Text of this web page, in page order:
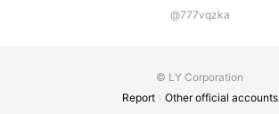
@777vqzka
© LY Corporation
Report
Other official accounts